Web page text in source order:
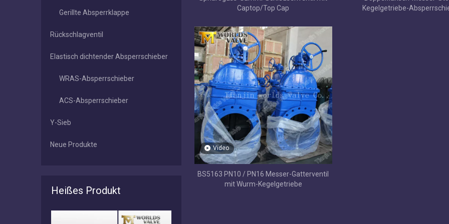
Gerillte Absperrklappe
Rückschlagventil
Elastisch dichtender Absperrschieber
WRAS-Absperrschieber
ACS-Absperrschieber
Y-Sieb
Neue Produkte
Heißes Produkt
Captop/Top Cap
Kegelgetriebe-
Video
BS5163 PN10 / PN16 Messer-Gatterventil
mit Wurm-Kegelgetriebe